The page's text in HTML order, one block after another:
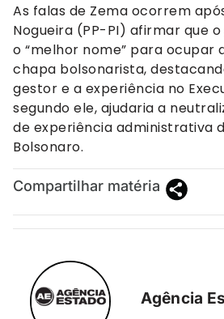
As falas de Zema ocorrem
Nogueira (PP-PI) afirmar que
o “melhor nome” para ocupar
chapa bolsonarista,
gestor e a experiência no
segundo ele, ajudaria a
de experiência administrativa
Bolsonaro.
Compartilhar matéria
Agência